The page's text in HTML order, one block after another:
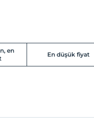
en
En düşük fiyat